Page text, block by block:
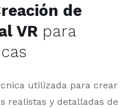
de
VR para
utilizada para crear
realistas y detalladas de